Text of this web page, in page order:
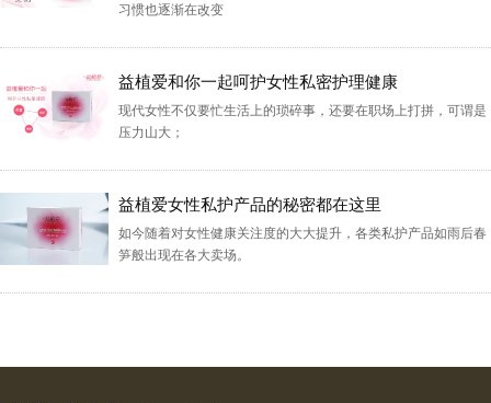
习惯也逐渐在改变
益植爱和你一起呵护女性私密护理健康
现代女性不仅要忙生活上的琐碎事，还要在职场上打拼，可谓是
压力山大；
益植爱女性私护产品的秘密都在这里
如今随着对女性健康关注度的大大提升，各类私护产品如雨后春
笋般出现在各大卖场。